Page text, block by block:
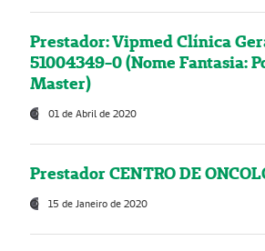
Prestador: Vipmed Clínica
51004349-0 (Nome Fantasia:
Master)
01 de Abril de 2020
Prestador CENTRO DE
15 de Janeiro de 2020